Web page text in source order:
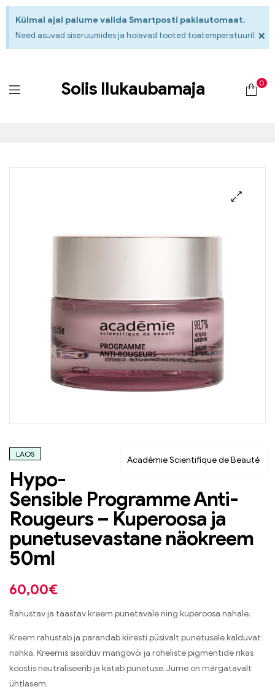
Külmal ajal palume valida Smartposti pakiautomaat.
Need asuvad siseruumides ja hoiavad tooted toatemperatuuril. ×
Solis Ilukaubamaja 0
Académie Scientifique de Beauté
LAOS
Hypo-
Sensible Programme Anti-
Rougeurs – Kuperoosa ja
punetusevastane näokreem
50ml
60,00€
Rahustav ja taastav kreem punetavale ning kuperoosa nahale.
Kreem rahustab ja parandab kiiresti püsivalt punetusele kalduvat
nahka. Kreemis sisalduv mangovõi ja roheliste pigmentide rikas
koostis neutraliseerib ja katab punetuse. Jume on märgatavalt
ühtlasem.